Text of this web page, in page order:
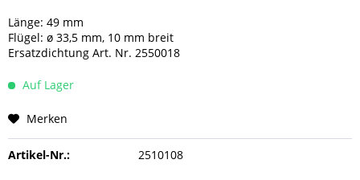
Länge: 49 mm
Flügel: ø 33,5 mm, 10 mm breit
Ersatzdichtung Art. Nr. 2550018
Auf Lager
Merken
Artikel-Nr.: 2510108